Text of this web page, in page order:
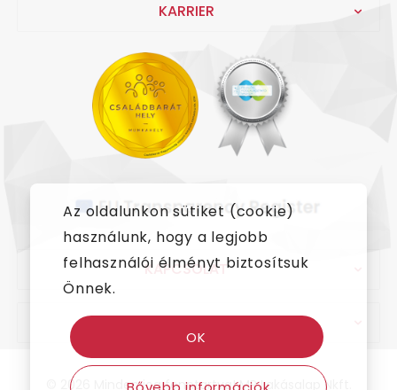
KARRIER
KAPCSOLAT
IMPRESSZUM
© 2026 Minden jog fenntartva! MR Lakásalap Nkft.
Az oldalunkon sütiket (cookie)
használunk, hogy a legjobb
felhasználói élményt biztosítsuk
Önnek.
OK